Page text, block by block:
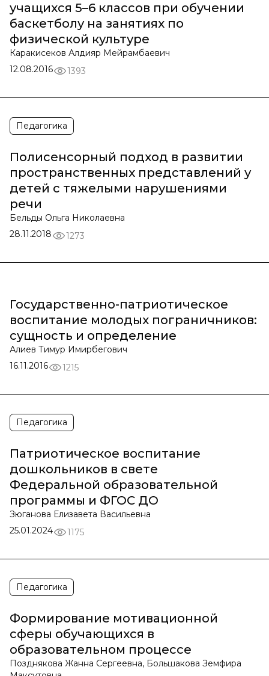
учащихся 5–6 классов при обучении
баскетболу на занятиях по
физической культуре
Каракисеков Алдияр Мейрамбаевич
12.08.2016
1393
Педагогика
Полисенсорный подход в развитии
пространственных представлений у
детей с тяжелыми нарушениями
речи
Бельды Ольга Николаевна
28.11.2018
1273
Государственно-патриотическое
воспитание молодых пограничников:
сущность и определение
Алиев Тимур Имирбегович
16.11.2016
1215
Педагогика
Патриотическое воспитание
дошкольников в свете
Федеральной образовательной
программы и ФГОС ДО
Зюганова Елизавета Васильевна
25.01.2024
1175
Педагогика
Формирование мотивационной
сферы обучающихся в
образовательном процессе
Позднякова Жанна Сергеевна, Большакова Земфира